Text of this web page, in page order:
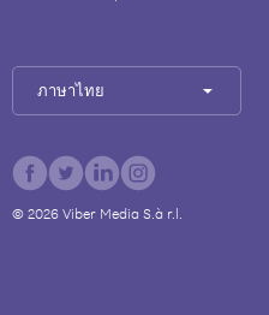
ภาษาไทย
© 2026Viber Media S.à r.l.